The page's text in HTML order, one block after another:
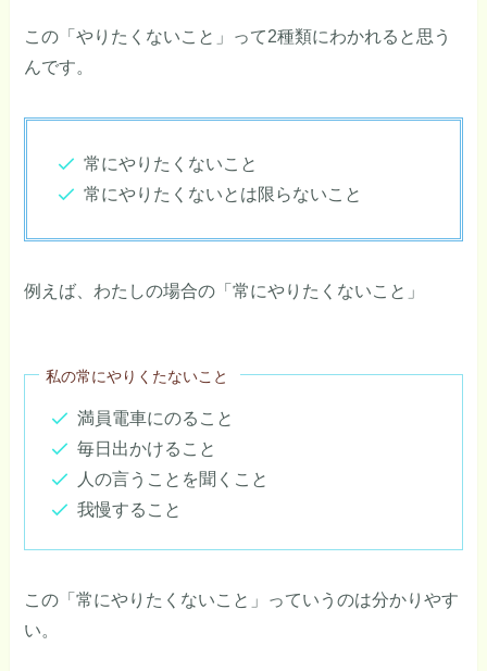
この「やりたくないこと」って2種類にわかれると思う
んです。
常にやりたくないこと
常にやりたくないとは限らないこと
例えば、わたしの場合の「常にやりたくないこと」
私の常にやりくたないこと
満員電車にのること
毎日出かけること
人の言うことを聞くこと
我慢すること
この「常にやりたくないこと」っていうのは分かりやす
い。